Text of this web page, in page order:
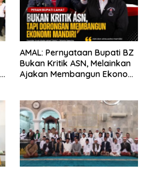
AMAL: Pernyataan Bupati BZ
Bukan Kritik ASN, Melainkan
Ajakan Membangun Ekonomi